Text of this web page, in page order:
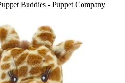
Buddies - Puppet Company